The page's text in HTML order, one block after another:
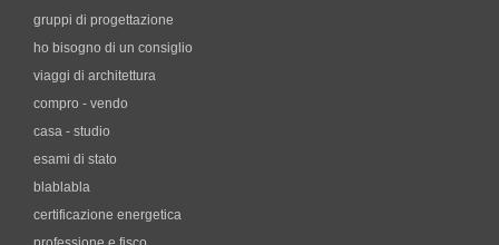
gruppi di progettazione
ho bisogno di un consiglio
viaggi di architettura
compro - vendo
casa - studio
esami di stato
blablabla
certificazione energetica